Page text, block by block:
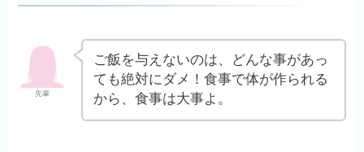
先輩
ご飯を与えないのは、どんな事があっ
ても絶対にダメ！食事で体が作られる
から、食事は大事よ。